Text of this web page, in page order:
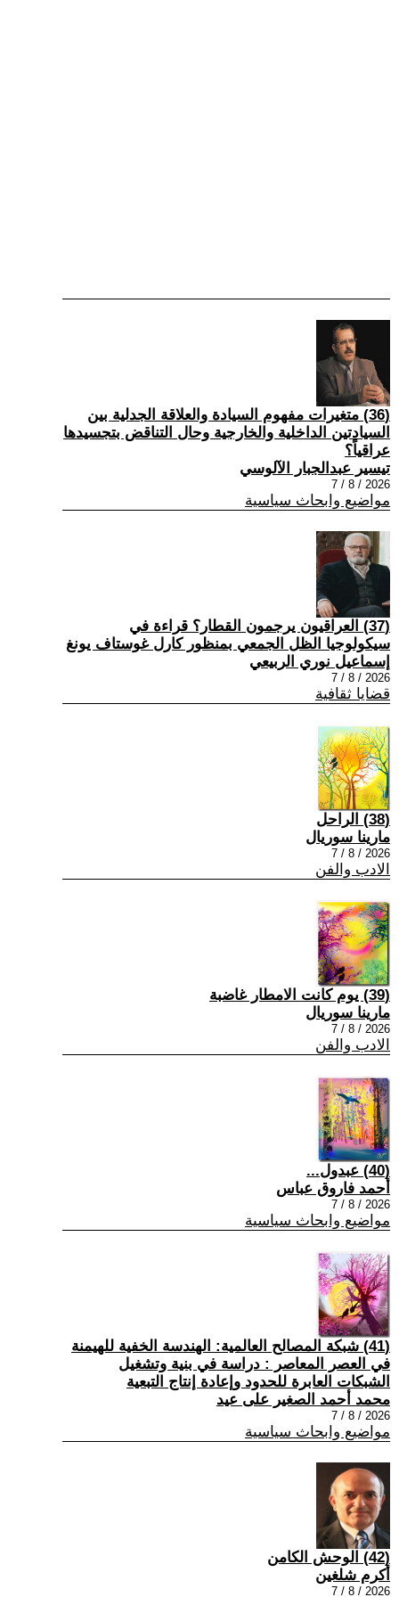
(36) متغيرات مفهوم السيادة والعلاقة الجدلية بين
السيادتين الداخلية والخارجية وحال التناقض بتجسيدها
عراقياً؟
تيسير عبدالجبار الآلوسي
2026 / 8 / 7
مواضيع وابحاث سياسية
(37) العراقيون يرجمون القطار؟ قراءة في
سيكولوجيا الظل الجمعي بمنظور كارل غوستاف يونغ
إسماعيل نوري الربيعي
2026 / 8 / 7
قضايا ثقافية
(38) الراحل
مارينا سوريال
2026 / 8 / 7
الادب والفن
(39) يوم كانت الامطار غاضبة
مارينا سوريال
2026 / 8 / 7
الادب والفن
(40) عبدول...
أحمد فاروق عباس
2026 / 8 / 7
مواضيع وابحاث سياسية
(41) شبكة المصالح العالمية: الهندسة الخفية للهيمنة
في العصر المعاصر : دراسة في بنية وتشغيل
الشبكات العابرة للحدود وإعادة إنتاج التبعية
محمد أحمد الصغير على عيد
2026 / 8 / 7
مواضيع وابحاث سياسية
(42) الوحش الكامن
أكرم شلغين
2026 / 8 / 7